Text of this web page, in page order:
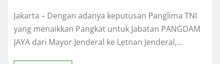
Jakarta – Dengan adanya keputusan Panglima TNI
yang menaikkan Pangkat untuk Jabatan PANGDAM
JAYA dari Mayor Jenderal ke Letnan Jenderal,…